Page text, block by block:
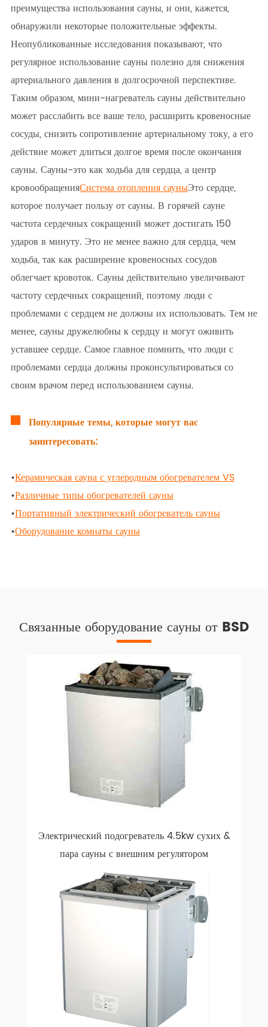
преимущества использования сауны, и они, кажется,
обнаружили некоторые положительные эффекты.
Неопубликованные исследования показывают, что
регулярное использование сауны полезно для снижения
артериального давления в долгосрочной перспективе.
Таким образом, мини-нагреватель сауны действительно
может расслабить все ваше тело, расширить кровеносные
сосуды, снизить сопротивление артериальному току, а его
действие может длиться долгое время после окончания
сауны. Сауны-это как ходьба для сердца, а центр
кровообращенияСистема отопления сауныЭто сердце,
которое получает пользу от сауны. В горячей сауне
частота сердечных сокращений может достигать 150
ударов в минуту. Это не менее важно для сердца, чем
ходьба, так как расширение кровеносных сосудов
облегчает кровоток. Сауны действительно увеличивают
частоту сердечных сокращений, поэтому люди с
проблемами с сердцем не должны их использовать. Тем не
менее, сауны дружелюбны к сердцу и могут оживить
уставшее сердце. Самое главное помнить, что люди с
проблемами сердца должны проконсультироваться со
своим врачом перед использованием сауны.
Популярные темы, которые могут вас
заинтересовать:
•Керамическая сауна с углеродным обогревателем VS
•Различные типы обогревателей сауны
•Портативный электрический обогреватель сауны
•Оборудование комнаты сауны
Связанные оборудование сауны от BSD
Электрический подогреватель 4.5kw сухих &
пара сауны с внешним регулятором